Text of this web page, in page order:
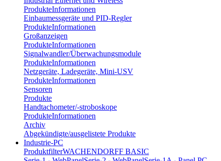
ProdukteInformationen
Einbaumessgeräte und PID-Regler
ProdukteInformationen
Großanzeigen
ProdukteInformationen
Signalwandler/Überwachungsmodule
ProdukteInformationen
Netzgeräte, Ladegeräte, Mini-USV
ProdukteInformationen
Sensoren
Produkte
Handtachometer/-stroboskope
ProdukteInformationen
Archiv
Abgekündigte/ausgelistete Produkte
Industrie-PC
ProduktfilterWACHENDORFF BASIC